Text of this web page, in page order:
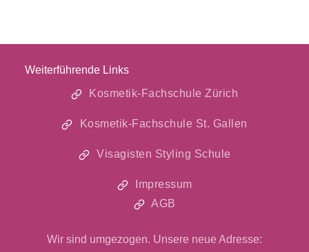
Weiterführende Links
Kosmetik-Fachschule Zürich
Kosmetik-Fachschule St. Gallen
Visagisten Styling Schule
Impressum
AGB
Wir sind umgezogen. Unsere neue Adresse: